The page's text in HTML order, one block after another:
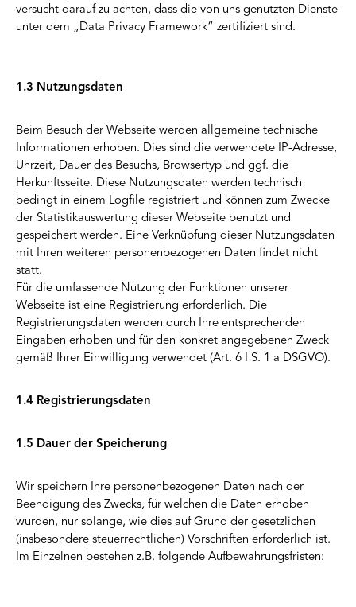
versucht darauf zu achten, dass die von uns genutzten Dienste
unter dem „Data Privacy Framework“ zertifiziert sind.
1.3 Nutzungsdaten
Beim Besuch der Webseite werden allgemeine technische
Informationen erhoben. Dies sind die verwendete IP-Adresse,
Uhrzeit, Dauer des Besuchs, Browsertyp und ggf. die
Herkunftsseite. Diese Nutzungsdaten werden technisch
bedingt in einem Logfile registriert und können zum Zwecke
der Statistikauswertung dieser Webseite benutzt und
gespeichert werden. Eine Verknüpfung dieser Nutzungsdaten
mit Ihren weiteren personenbezogenen Daten findet nicht
statt.
Für die umfassende Nutzung der Funktionen unserer
Webseite ist eine Registrierung erforderlich. Die
Registrierungsdaten werden durch Ihre entsprechenden
Eingaben erhoben und für den konkret angegebenen Zweck
gemäß Ihrer Einwilligung verwendet (Art. 6 I S. 1 a DSGVO).
1.4 Registrierungsdaten
1.5 Dauer der Speicherung
Wir speichern Ihre personenbezogenen Daten nach der
Beendigung des Zwecks, für welchen die Daten erhoben
wurden, nur solange, wie dies auf Grund der gesetzlichen
(insbesondere steuerrechtlichen) Vorschriften erforderlich ist.
Im Einzelnen bestehen z.B. folgende Aufbewahrungsfristen: